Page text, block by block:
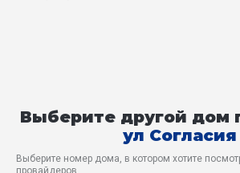
Выберите другой дом
ул Согласия
Выберите номер дома, в котором хотите
провайдеров